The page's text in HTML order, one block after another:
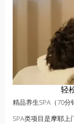
轻
精品养生SPA（70分
SPA类项目是摩耶上